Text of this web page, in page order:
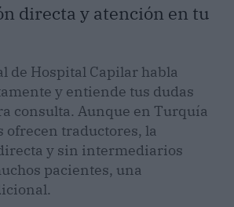
directa y atención en tu
de Hospital Capilar habla
y entiende tus dudas
consulta. Aunque en Turquía
ofrecen traductores, la
y sin intermediarios
pacientes, una